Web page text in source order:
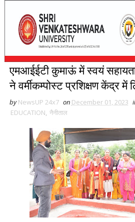
एमआईईटी कुमाऊं में स्वयं
ने वर्मीकम्पोस्ट प्रशिक्षण केंद्र में
by NewsUP 24x7 on December 01, 2023
EDUCATION, नैनीताल